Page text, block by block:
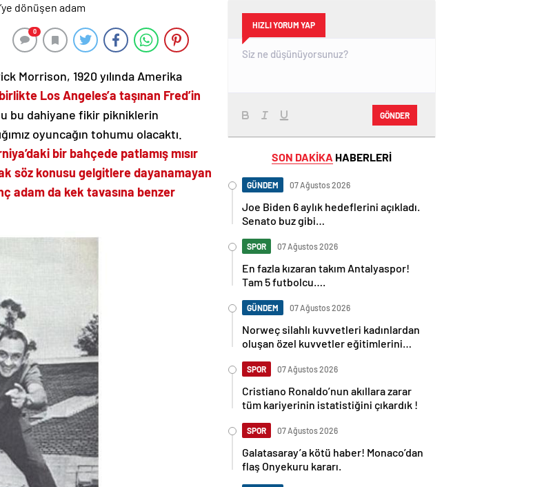
0
Morrison, 1920 yılında Amerika
Los Angeles’a taşınan Fred’in
bu dahiyane fikir pikniklerin
oyuncağın tohumu olacaktı.
bir bahçede patlamış mısır
söz konusu gelgitlere dayanamayan
adam da kek tavasına benzer
HIZLI YORUM YAP
GÖNDER
SON DAKİKA HABERLERİ
GÜNDEM 07 Ağustos 2026
Joe Biden 6 aylık hedeflerini açıkladı.
Senato buz gibi…
SPOR 07 Ağustos 2026
En fazla kızaran takım Antalyaspor!
Tam 5 futbolcu….
GÜNDEM 07 Ağustos 2026
Norweç silahlı kuvvetleri kadınlardan
oluşan özel kuvvetler eğitimlerini
SPOR 07 Ağustos 2026
Cristiano Ronaldo’nun akıllara zarar
tüm kariyerinin istatistiğini çıkardık !
SPOR 07 Ağustos 2026
Galatasaray’a kötü haber! Monaco’dan
flaş Onyekuru kararı.